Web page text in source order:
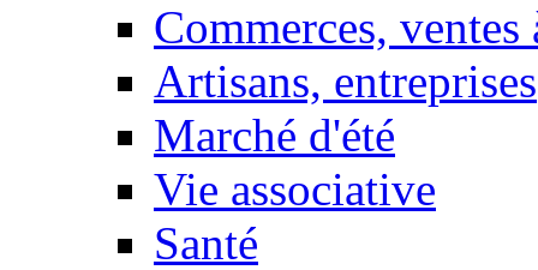
Commerces, ventes
Artisans, entreprises
Marché d'été
Vie associative
Santé